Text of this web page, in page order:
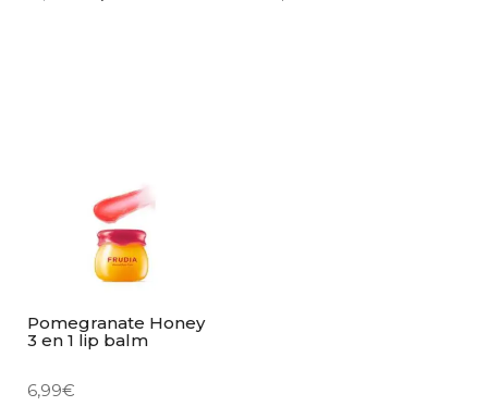
Pomegranate Honey
3 en 1 lip balm
6,99€